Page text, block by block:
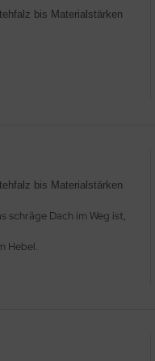
bis Materialstärken
bis Materialstärken
schräge Dach im Weg ist,
Hebel.